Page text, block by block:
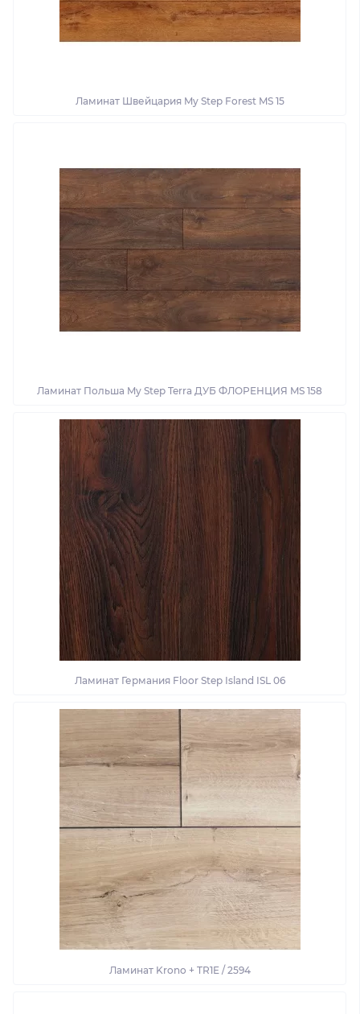
Ламинат Швейцария My Step Forest MS 15
Ламинат Польша My Step Terra ДУБ ФЛОРЕНЦИЯ MS 158
Ламинат Германия Floor Step Island ISL 06
Ламинат Krono + TR1E / 2594